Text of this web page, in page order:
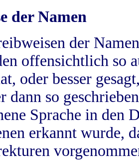
der Namen
der
offensichtlich so
oder besser
dann so
Sprache in
erkannt wurde,